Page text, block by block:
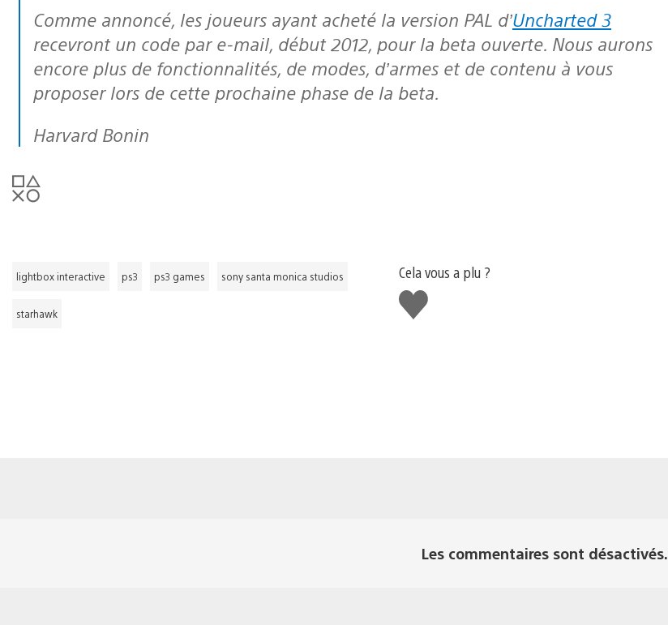
Comme annoncé, les joueurs ayant acheté la version PAL d’Uncharted 3
recevront un code par e-mail, début 2012, pour la beta ouverte. Nous aurons
encore plus de fonctionnalités, de modes, d’armes et de contenu à vous
proposer lors de cette prochaine phase de la beta.
Harvard Bonin
lightbox interactive ps3 ps3 games sony santa monica studios
starhawk
Cela vous a plu ?
J'aime
Les commentaires sont désactivés.